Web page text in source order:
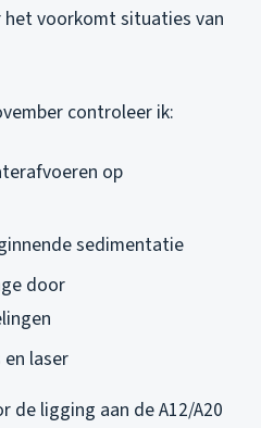
het voorkomt situaties van
controleer ik:
op
sedimentatie
door
laser
de ligging aan de A12/A20